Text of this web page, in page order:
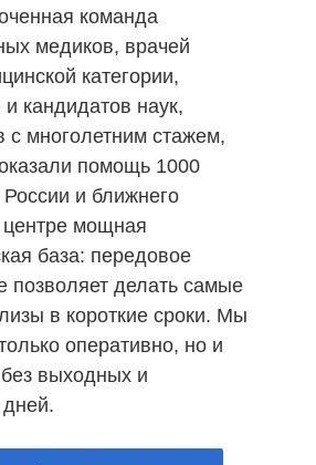
команда
медиков, врачей
категории,
кандидатов наук,
с многолетним стажем,
помощь 1000
России и ближнего
мощная
база: передовое
позволяет делать самые
в короткие сроки. Мы
оперативно, но и
выходных и